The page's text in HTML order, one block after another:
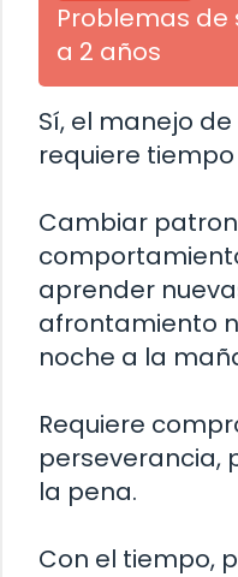
Problemas de
a 2 años
Sí, el manejo de
requiere tiempo
Cambiar
aprender
afrontamiento
noche a la
Requiere
perseverancia,
la pena.
Con el tiempo,